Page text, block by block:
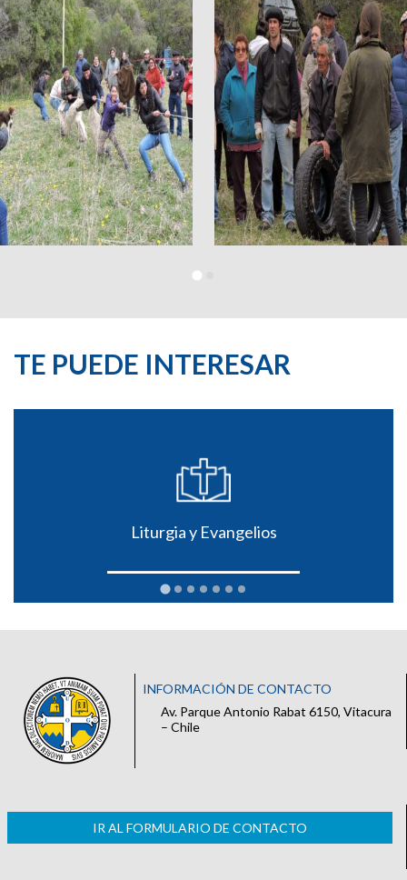
TE PUEDE INTERESAR
Liturgia y Evangelios
INFORMACIÓN DE CONTACTO
Av. Parque Antonio Rabat 6150, Vitacura
– Chile
IR AL FORMULARIO DE CONTACTO